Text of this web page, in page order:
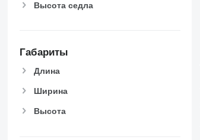
Высота седла
Габариты
Длина
Ширина
Высота